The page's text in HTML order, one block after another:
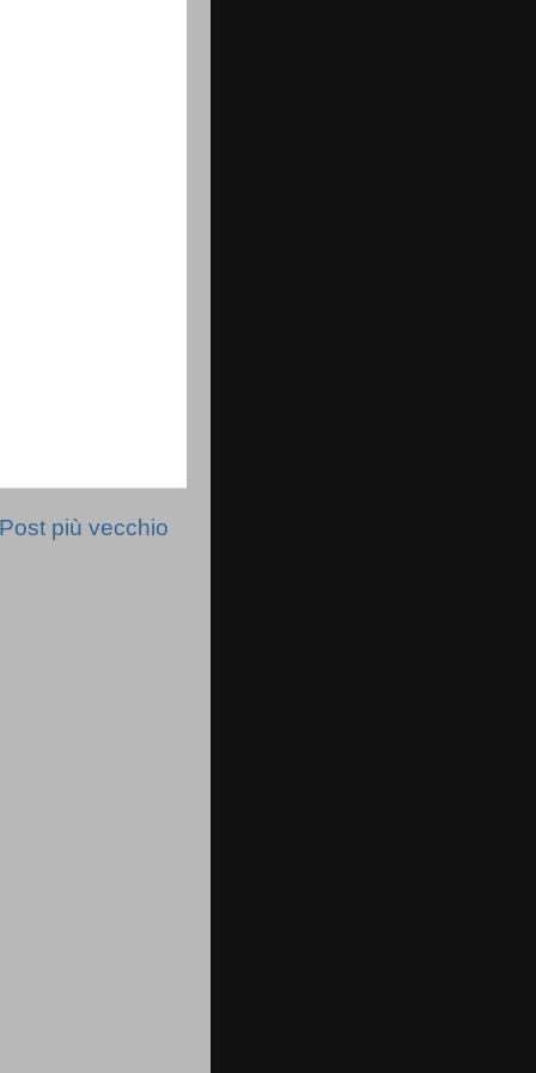
Post più vecchio